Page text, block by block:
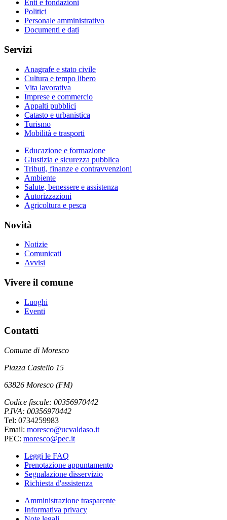
Enti e fondazioni
Politici
Personale amministrativo
Documenti e dati
Servizi
Anagrafe e stato civile
Cultura e tempo libero
Vita lavorativa
Imprese e commercio
Appalti pubblici
Catasto e urbanistica
Turismo
Mobilità e trasporti
Educazione e formazione
Giustizia e sicurezza pubblica
Tributi, finanze e contravvenzioni
Ambiente
Salute, benessere e assistenza
Autorizzazioni
Agricoltura e pesca
Novità
Notizie
Comunicati
Avvisi
Vivere il comune
Luoghi
Eventi
Contatti
Comune di Moresco
Piazza Castello 15
63826 Moresco (FM)
Codice fiscale: 00356970442
P.IVA: 00356970442
Tel: 0734259983
Email: moresco@ucvaldaso.it
PEC: moresco@pec.it
Leggi le FAQ
Prenotazione appuntamento
Segnalazione disservizio
Richiesta d'assistenza
Amministrazione trasparente
Informativa privacy